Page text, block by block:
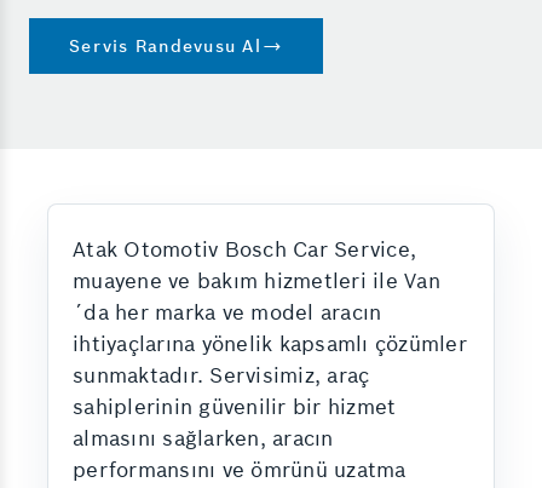
Servis Randevusu Al
Atak Otomotiv Bosch Car Service,
muayene ve bakım hizmetleri ile Van
´da her marka ve model aracın
ihtiyaçlarına yönelik kapsamlı çözümler
sunmaktadır. Servisimiz, araç
sahiplerinin güvenilir bir hizmet
almasını sağlarken, aracın
performansını ve ömrünü uzatma